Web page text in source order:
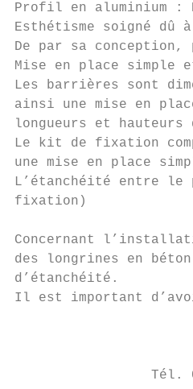
Profil en aluminium :
Esthétisme soigné dû
De par sa conception,
Mise en place simple
Les barrières sont
ainsi une mise en
longueurs et hauteurs
Le kit de fixation
une mise en place
L’étanchéité entre
fixation)
Concernant
des longrines en
d’étanchéité.
Il est important
Tél.